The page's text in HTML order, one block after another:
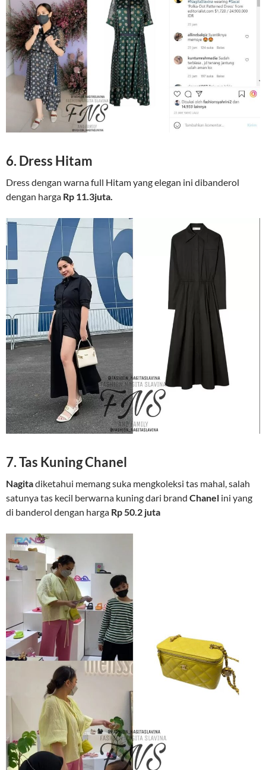
6. Dress Hitam
Dress dengan warna full Hitam yang elegan ini dibanderol
dengan harga Rp 11.3juta.
7. Tas Kuning Chanel
Nagitadiketahui memang suka mengkoleksi tas mahal, salah
satunya tas kecil berwarna kuning dari brand Chanel ini yang
di banderol dengan harga Rp 50.2 juta